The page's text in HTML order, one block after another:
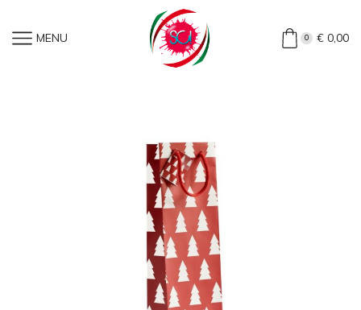
MENU 0 €0,00
Shopper Portabottiglie Natalizia Alberelli (50
Pezzi)